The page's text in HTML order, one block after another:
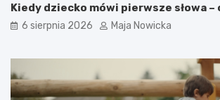
Kiedy dziecko mówi pierwsze słowa
6 sierpnia 2026 Maja Nowicka